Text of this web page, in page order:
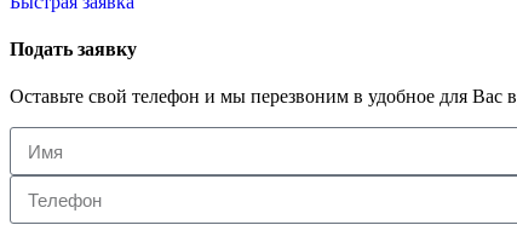
Подать заявку
Оставьте свой телефон и мы перезвоним в удобное для Вас